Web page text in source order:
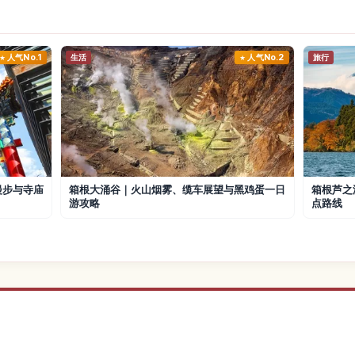
人气No.1
与寺庙
生活 人气No.2
箱根大涌谷｜火山烟雾、缆车展望与黑鸡蛋一日
游攻略
旅行
箱根芦
点路线